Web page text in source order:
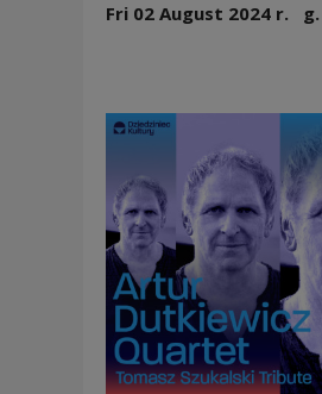
Fri 02 August 2024r. g.